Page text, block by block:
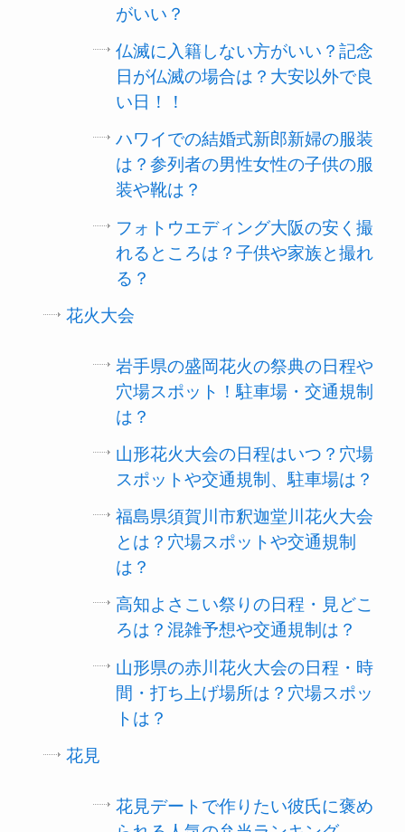
がいい？
仏滅に入籍しない方がいい？記念
日が仏滅の場合は？大安以外で良
い日！！
ハワイでの結婚式新郎新婦の服装
は？参列者の男性女性の子供の服
装や靴は？
フォトウエディング大阪の安く撮
れるところは？子供や家族と撮れ
る？
花火大会
岩手県の盛岡花火の祭典の日程や
穴場スポット！駐車場・交通規制
は？
山形花火大会の日程はいつ？穴場
スポットや交通規制、駐車場は？
福島県須賀川市釈迦堂川花火大会
とは？穴場スポットや交通規制
は？
高知よさこい祭りの日程・見どこ
ろは？混雑予想や交通規制は？
山形県の赤川花火大会の日程・時
間・打ち上げ場所は？穴場スポッ
トは？
花見
花見デートで作りたい彼氏に褒め